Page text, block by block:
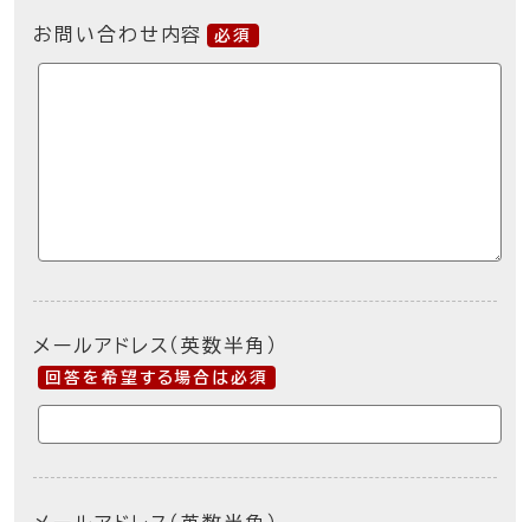
お問い合わせ内容 必須
メールアドレス（英数半角）
回答を希望する場合は必須